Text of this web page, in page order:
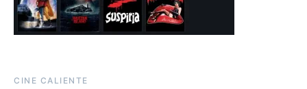
CINE CALIENTE